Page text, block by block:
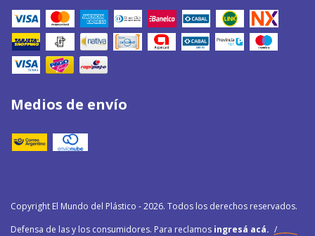
Medios de envío
Copyright El Mundo del Plástico - 2026. Todos los derechos reservados.
Defensa de las y los consumidores. Para reclamos ingresá acá. /